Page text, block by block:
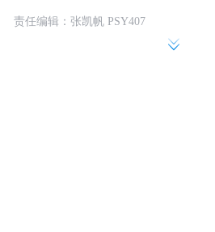
责任编辑：张凯帆 PSY407